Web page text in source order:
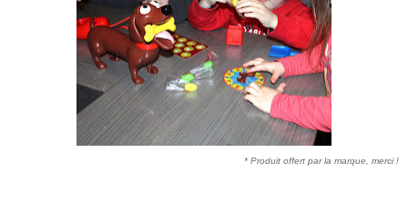
* Produit offert par la marque, merci !